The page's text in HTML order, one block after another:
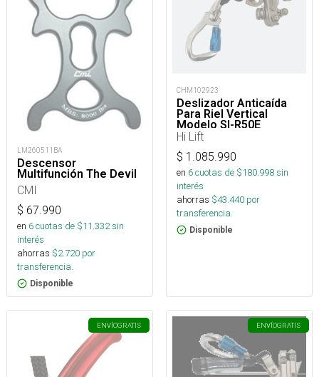
LM260511BA
Descensor
Multifunción The Devil
CMI
$ 67.990
en 6cuotas de $11.332sin
interés
ahorras $2.720 por
transferencia.
Disponible
CHM102923
Deslizador Anticaída
Para Riel Vertical
Modelo Sl-R50E
Removible Tipo Soll
Hi Lift
$ 1.085.990
en 6cuotas de $180.998sin
interés
ahorras $43.440 por
transferencia.
Disponible
ENVÍOGRATIS ENVÍOGRATIS